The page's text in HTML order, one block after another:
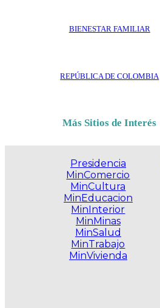
BIENESTAR FAMILIAR
REPÚBLICA DE COLOMBIA
Más Sitios de Interés
Presidencia
MinComercio
MinCultura
MinEducacion
MinInterior
MinMinas
MinSalud
MinTrabajo
MinVivienda